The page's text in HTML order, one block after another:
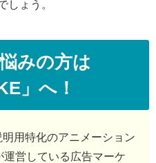
しょう。
みの方は
」へ！
明用特化のアニメーション
運営している広告マーケ